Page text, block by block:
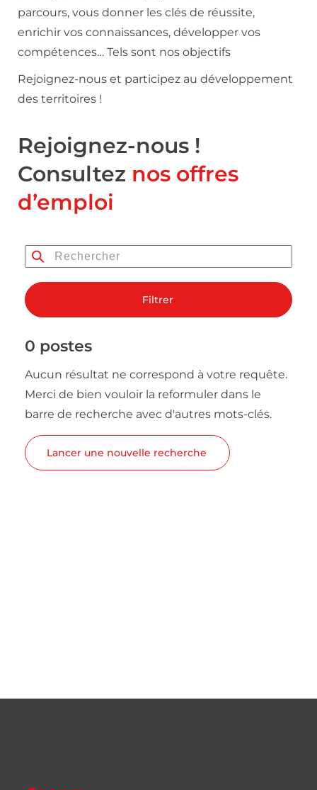
parcours, vous donner les clés de réussite,
enrichir vos connaissances, développer vos
compétences… Tels sont nos objectifs
Rejoignez-nous et participez au développement
des territoires !
Rejoignez-nous !
Consultez nos offres
d’emploi
Filtrer
0 postes
Aucun résultat ne correspond à votre requête.
Merci de bien vouloir la reformuler dans le
barre de recherche avec d'autres mots-clés.
Lancer une nouvelle recherche